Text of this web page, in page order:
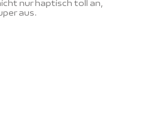
nur haptisch toll an,
aus.